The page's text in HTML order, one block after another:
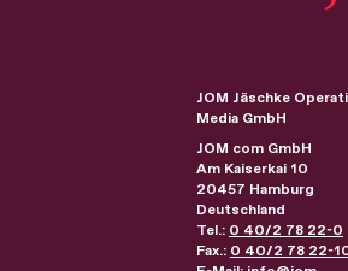
JOM Jäschke
Media GmbH
JOM com GmbH
Am Kaiserkai 10
20457 Hamburg
Deutschland
Tel.: 0 40/2 78 22-0
Fax.: 0 40/2 78 22-